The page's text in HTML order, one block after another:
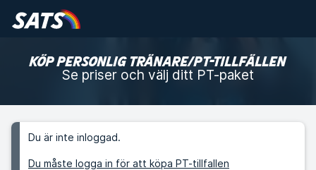
KÖP PERSONLIG TRÄNARE/PT-TILLFÄLLEN
Se priser och välj ditt PT-paket
Du är inte inloggad.
Du måste logga in för att köpa PT-tillfallen